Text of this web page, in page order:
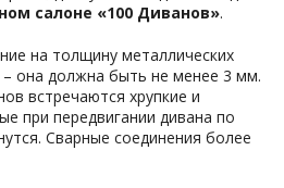
салоне «100 Диванов».
на толщину металлических
– она должна быть не менее 3 мм.
встречаются хрупкие и
при передвигании дивана по
Сварные соединения более